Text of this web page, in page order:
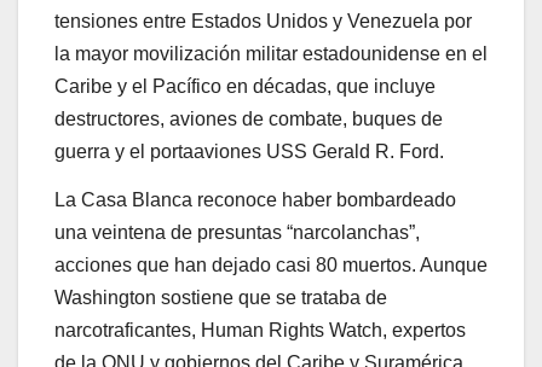
tensiones entre Estados Unidos y Venezuela por
la mayor movilización militar estadounidense en el
Caribe y el Pacífico en décadas, que incluye
destructores, aviones de combate, buques de
guerra y el portaaviones USS Gerald R. Ford.
La Casa Blanca reconoce haber bombardeado
una veintena de presuntas “narcolanchas”,
acciones que han dejado casi 80 muertos. Aunque
Washington sostiene que se trataba de
narcotraficantes, Human Rights Watch, expertos
de la ONU y gobiernos del Caribe y Suramérica